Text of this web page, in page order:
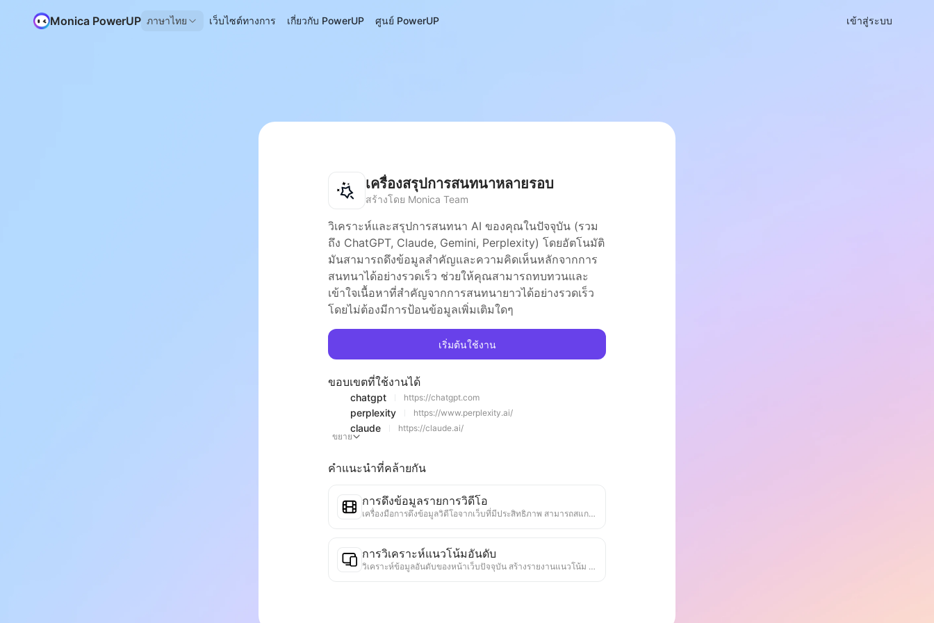
Monica PowerUP ภาษาไทย เว็บไซต์ทางการ เกี่ยวกับ PowerUP ศูนย์ PowerUP เข้าสู่ระบบ
เครื่องสรุปการสนทนาหลายรอบ
สร้างโดย Monica Team
วิเคราะห์และสรุปการสนทนา AI ของคุณในปัจจุบัน (รวม
ถึง ChatGPT, Claude, Gemini, Perplexity) โดยอัตโนมัติ
มันสามารถดึงข้อมูลสำคัญและความคิดเห็นหลักจากการ
สนทนาได้อย่างรวดเร็ว ช่วยให้คุณสามารถทบทวนและ
เข้าใจเนื้อหาที่สำคัญจากการสนทนายาวได้อย่างรวดเร็ว
โดยไม่ต้องมีการป้อนข้อมูลเพิ่มเติมใดๆ
เริ่มต้นใช้งาน
ขอบเขตที่ใช้งานได้
chatgpt https://chatgpt.com
perplexity https://www.perplexity.ai/
claude
https://claude.ai/
ขยาย
คำแนะนำที่คล้ายกัน
การดึงข้อมูลรายการวิดีโอ
เครื่องมือการดึงข้อมูลวิดีโอจากเว็บที่มีประสิทธิภาพ สามารถสแกนเว็บได้อย่างรวดเร็วและจัดระเบียบข้อมูลวิดีโอเป็นตาราง Markdown ที่มีโครงสร้าง
การวิเคราะห์แนวโน้มอันดับ
วิเคราะห์ข้อมูลอันดับของหน้าเว็บปัจจุบัน สร้างรายงานแนวโน้ม ระบุหมวดหมู่ที่ได้รับความนิยม ประเภทผลิตภัณฑ์ที่กำลังเติบโตอย่างรวดเร็ว และเทคโนโลยีใหม่ ๆ ให้ข้อมูลเชิงลึกเกี่ยวกับตลาดทันที ช่วยให้คุณเข้าใจแนวโน้มผลิตภัณฑ์ล่าสุดและทิศทางของตลาด